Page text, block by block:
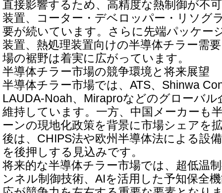
直接影響するため、高精度な熱制御が不
装置、コーター・デベロッパー・リソグ
要が続いています。さらに先端パッケー
装置、熱処理装置向けの半導体チラー需
場の裾野は着実に広がっています。
半導体チラー市場の競争環境と将来展望
半導体チラー市場では、ATS、Shinwa
LAUDA-Noah、Miraproなどのグローバル
維持しています。一方、中国メーカーも
ーンの現地化政策を背景に市場シェアを
後は、CHIPS法や欧州半導体法による設
を後押しする見込みです。
将来的な半導体チラー市場では、超低温
ンネル制御技術、AIを活用した予知保全